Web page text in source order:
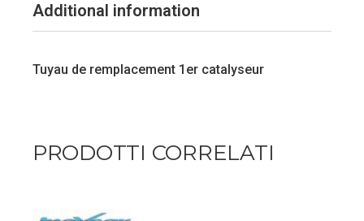
Additional information
Tuyau de remplacement 1er catalyseur
PRODOTTI CORRELATI